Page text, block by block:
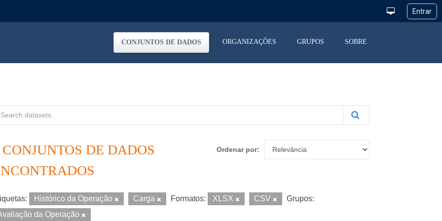
CONJUNTOS DE DADOS ORGANIZAÇÕES GRUPOS SOBRE
Ordenar por
CONJUNTOS DE DADOS
Histórico da Operação Carga Formatos: XLSX CSV
Grupos:
da Operação